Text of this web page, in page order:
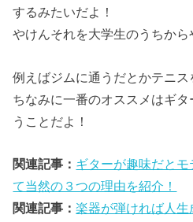
するみたいだよ！
やけんそれを大学生のうちから
例えばジムに通うだとかテニス
ちなみに一番のオススメはギ
うことだよ！
関連記事： ギターが趣味だと
て当然の３つの理由を紹介！
関連記事：楽器が弾ければ人